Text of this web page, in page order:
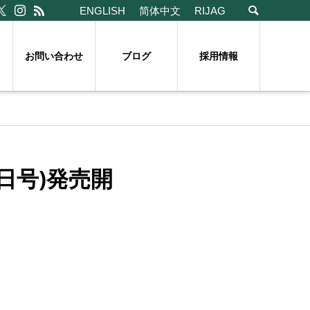
ENGLISH 简体中文 RIJAG
お問い合わせ ブログ 採用情報
号)発売開